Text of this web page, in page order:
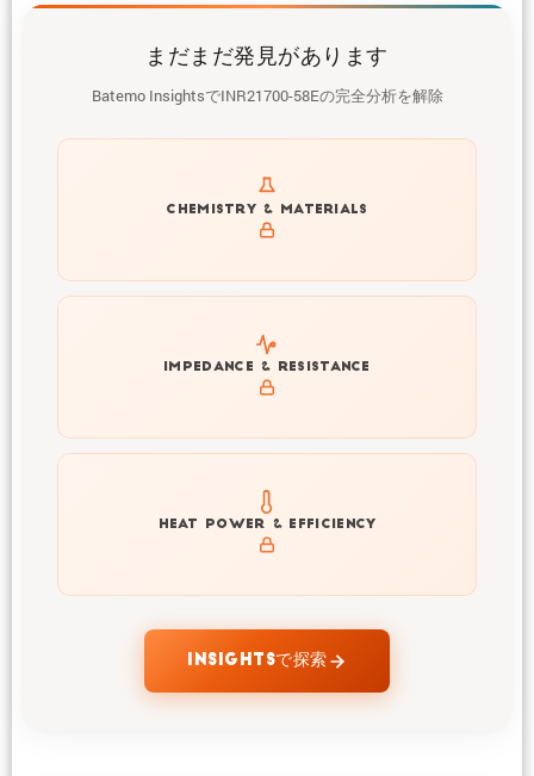
まだまだ発見があります
Batemo InsightsでINR21700-58Eの完全分析を解除
CHEMISTRY & MATERIALS
Get to know active materials for the INR21700-58E
IMPEDANCE & RESISTANCE
Explore impedance spectrum and DCIR (SOC, T) of
INR21700-58E
HEAT POWER & EFFICIENCY
Explore heat generation and cell efficiency at different
temperatures and powers of INR21700-58E
INSIGHTSで探索